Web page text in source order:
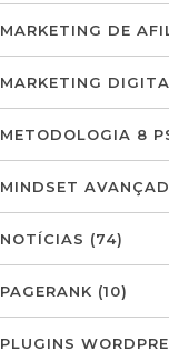
MARKETING DE
MARKETING
METODOLOGIA 8
MINDSET
NOTÍCIAS (74)
PAGERANK (10)
PLUGINS